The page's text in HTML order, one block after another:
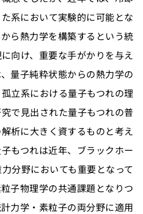
系において実験的に可能とな
ら熱力学を構築するという統
向け、重要な手がかりを与え
量子純粋状態からの熱力学の
立系における量子もつれの理
で見出された量子もつれの普
析に大きく資するものと考え
もつれは近年、ブラックホー
分野においても重要となって
子物理学の共通課題となりつ
力学・素粒子の両分野に適用